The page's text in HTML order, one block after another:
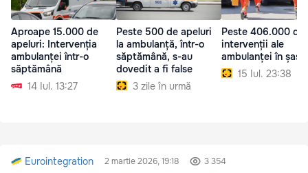
Aproape 15.000 de
apeluri: Intervenția
ambulanței într-o
săptămână
14 Iul. 13:27
Peste 500 de apeluri
la ambulanță, într-o
săptămână, s-au
dovedit a fi false
3 zile în urmă
Peste 406.000 de
intervenții ale
ambulanței în
15 Iul. 23:38
Eurointegration 2 martie 2026, 19:18 3 354